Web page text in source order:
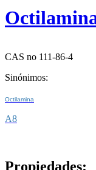
CAS no 111-86-4
Sinónimos:
Octilamina
A8
Propiedades: